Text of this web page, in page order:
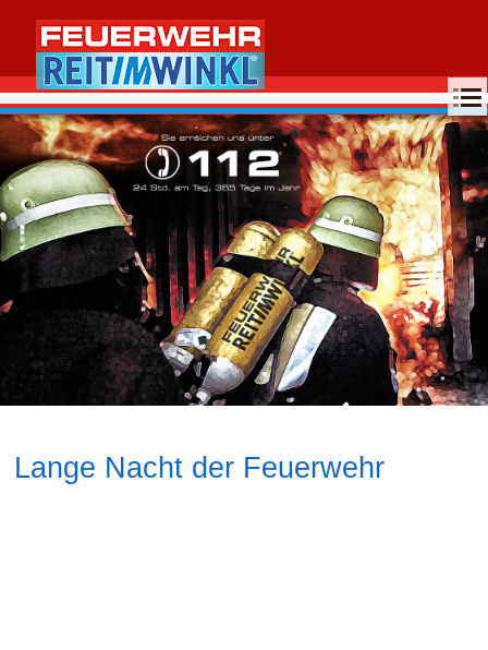
MENU
Lange Nacht der Feuerwehr